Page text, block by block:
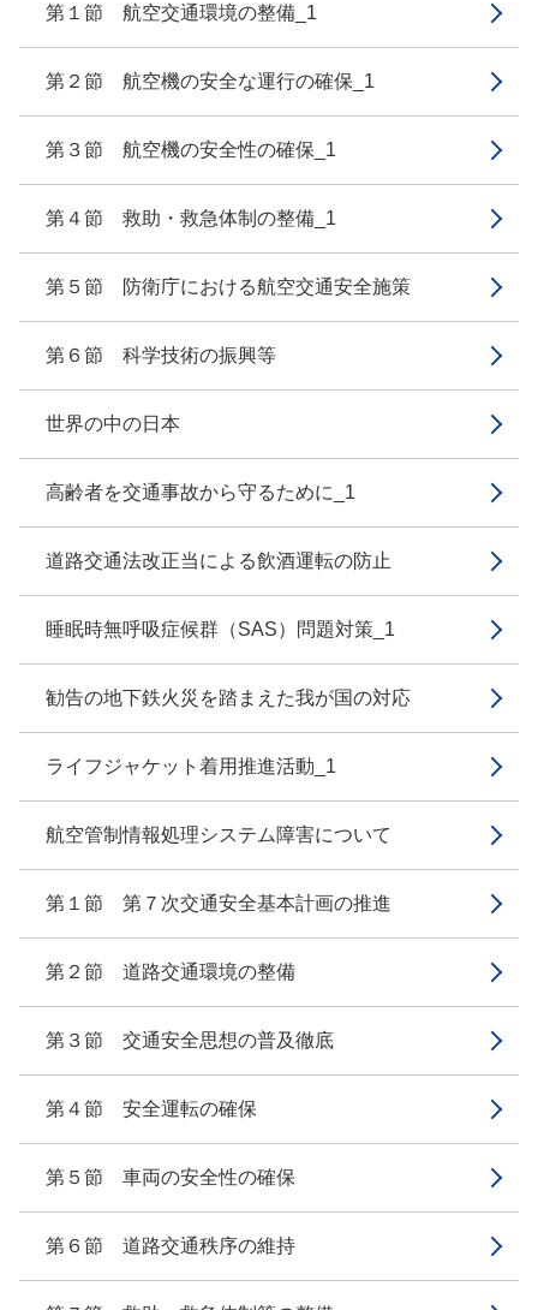
第１節 航空交通環境の整備_1
第２節 航空機の安全な運行の確保_1
第３節 航空機の安全性の確保_1
第４節 救助・救急体制の整備_1
第５節 防衛庁における航空交通安全施策
第６節 科学技術の振興等
世界の中の日本
高齢者を交通事故から守るために_1
道路交通法改正当による飲酒運転の防止
睡眠時無呼吸症候群（SAS）問題対策_1
勧告の地下鉄火災を踏まえた我が国の対応
ライフジャケット着用推進活動_1
航空管制情報処理システム障害について
第１節 第７次交通安全基本計画の推進
第２節 道路交通環境の整備
第３節 交通安全思想の普及徹底
第４節 安全運転の確保
第５節 車両の安全性の確保
第６節 道路交通秩序の維持